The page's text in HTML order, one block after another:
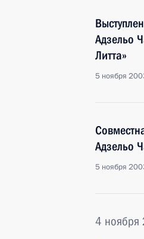
Адзельо
Литта»
5 ноября
Адзельо
5 ноября
4 ноября